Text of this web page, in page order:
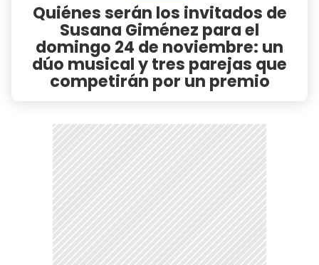
Quiénes serán los invitados de
Susana Giménez para el
domingo 24 de noviembre: un
dúo musical y tres parejas que
competirán por un premio